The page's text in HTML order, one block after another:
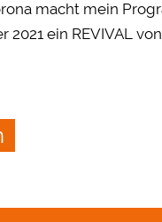
macht mein
ein REVIVAL von